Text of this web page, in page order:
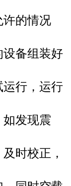
许的情况
备组装好
运行，运行
如发现震
时校正，